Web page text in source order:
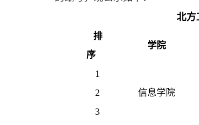
北方
排
序
学院
1
信息学院
2
3